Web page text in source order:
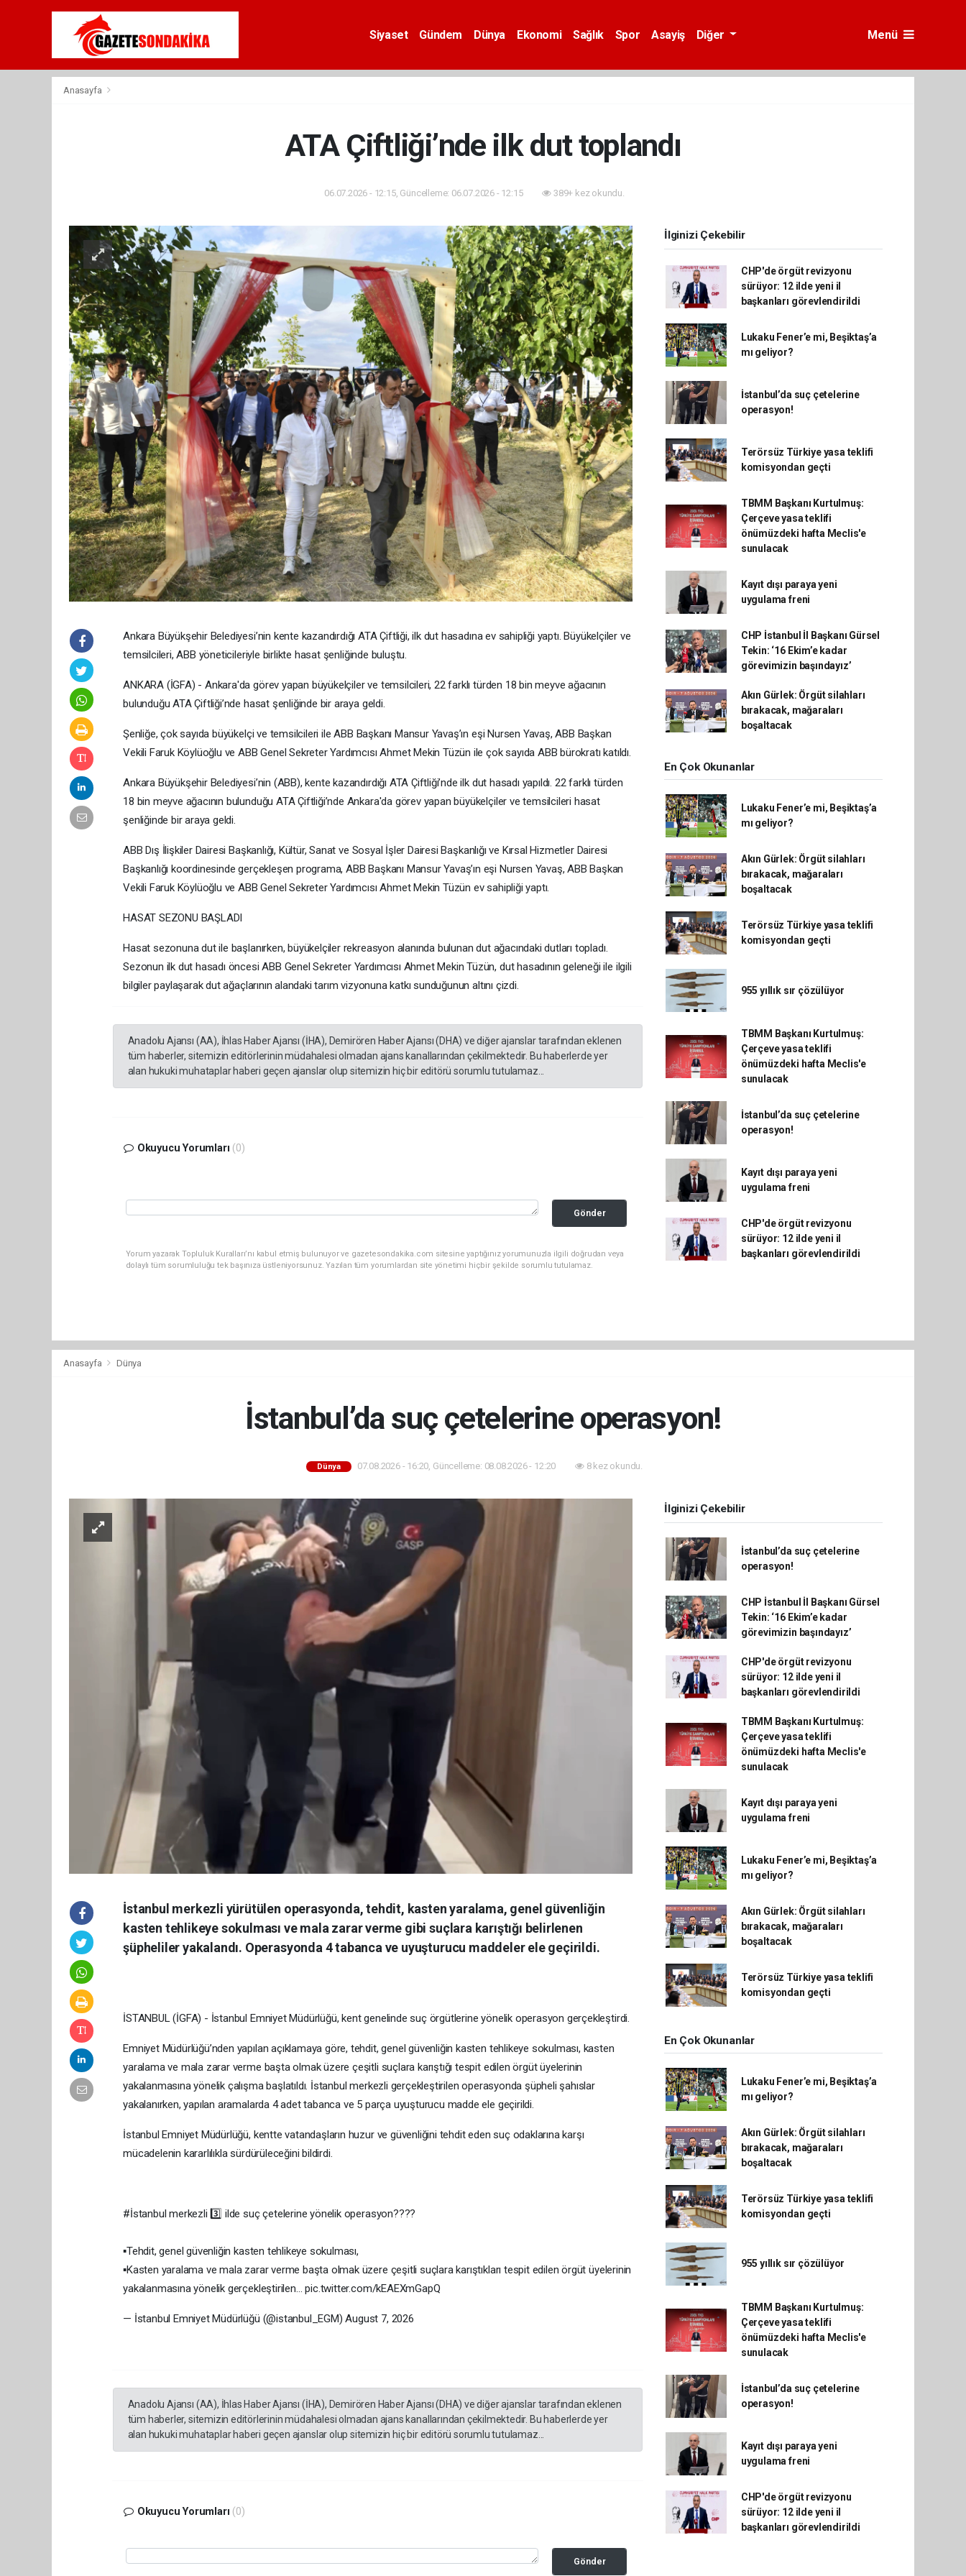
Siyaset Gündem Dünya Ekonomi Sağlık Spor Asayiş Diğer Menü
Anasayfa
ATA Çiftliği’nde ilk dut toplandı
06.07.2026 - 12:15, Güncelleme: 06.07.2026 - 12:15 389+ kez okundu.
Ankara Büyükşehir Belediyesi’nin kente kazandırdığı ATA Çiftliği, ilk dut hasadına ev sahipliği yaptı. Büyükelçiler ve
temsilcileri, ABB yöneticileriyle birlikte hasat şenliğinde buluştu.
ANKARA (İGFA) - Ankara'da görev yapan büyükelçiler ve temsilcileri, 22 farklı türden 18 bin meyve ağacının
bulunduğu ATA Çiftliği’nde hasat şenliğinde bir araya geldi.
⁠Şenliğe, çok sayıda büyükelçi ve temsilcileri ile ABB Başkanı Mansur Yavaş’ın eşi Nursen Yavaş, ABB Başkan
Vekili Faruk Köylüoğlu ve ABB Genel Sekreter Yardımcısı Ahmet Mekin Tüzün ile çok sayıda ABB bürokratı katıldı.
Ankara Büyükşehir Belediyesi’nin (ABB), kente kazandırdığı ATA Çiftliği’nde ilk dut hasadı yapıldı. 22 farklı türden
18 bin meyve ağacının bulunduğu ATA Çiftliği’nde Ankara'da görev yapan büyükelçiler ve temsilcileri hasat
şenliğinde bir araya geldi.
ABB Dış İlişkiler Dairesi Başkanlığı, Kültür, Sanat ve Sosyal İşler Dairesi Başkanlığı ve Kırsal Hizmetler Dairesi
Başkanlığı koordinesinde gerçekleşen programa, ABB Başkanı Mansur Yavaş’ın eşi Nursen Yavaş, ABB Başkan
Vekili Faruk Köylüoğlu ve ABB Genel Sekreter Yardımcısı Ahmet Mekin Tüzün ev sahipliği yaptı.
HASAT SEZONU BAŞLADI
Hasat sezonuna dut ile başlanırken, büyükelçiler rekreasyon alanında bulunan dut ağacındaki dutları topladı.
Sezonun ilk dut hasadı öncesi ABB Genel Sekreter Yardımcısı Ahmet Mekin Tüzün, dut hasadının geleneği ile ilgili
bilgiler paylaşarak dut ağaçlarının alandaki tarım vizyonuna katkı sunduğunun altını çizdi.
Anadolu Ajansı (AA), İhlas Haber Ajansı (İHA), Demirören Haber Ajansı (DHA) ve diğer ajanslar tarafından eklenen
tüm haberler, sitemizin editörlerinin müdahalesi olmadan ajans kanallarından çekilmektedir. Bu haberlerde yer
alan hukuki muhataplar haberi geçen ajanslar olup sitemizin hiç bir editörü sorumlu tutulamaz...
Okuyucu Yorumları (0)
Gönder
Yorum yazarak Topluluk Kuralları’nı kabul etmiş bulunuyor ve gazetesondakika.com sitesine yaptığınız yorumunuzla ilgili doğrudan veya
dolaylı tüm sorumluluğu tek başınıza üstleniyorsunuz. Yazılan tüm yorumlardan site yönetimi hiçbir şekilde sorumlu tutulamaz.
İlginizi Çekebilir
CHP'de örgüt revizyonu
sürüyor: 12 ilde yeni il
başkanları görevlendirildi
Lukaku Fener’e mi, Beşiktaş’a
mı geliyor?
İstanbul’da suç çetelerine
operasyon!
Terörsüz Türkiye yasa teklifi
komisyondan geçti
TBMM Başkanı Kurtulmuş:
Çerçeve yasa teklifi
önümüzdeki hafta Meclis'e
sunulacak
Kayıt dışı paraya yeni
uygulama freni
CHP İstanbul İl Başkanı Gürsel
Tekin: ‘16 Ekim’e kadar
görevimizin başındayız’
Akın Gürlek: Örgüt silahları
bırakacak, mağaraları
boşaltacak
En Çok Okunanlar
Lukaku Fener’e mi, Beşiktaş’a
mı geliyor?
Akın Gürlek: Örgüt silahları
bırakacak, mağaraları
boşaltacak
Terörsüz Türkiye yasa teklifi
komisyondan geçti
955 yıllık sır çözülüyor
TBMM Başkanı Kurtulmuş:
Çerçeve yasa teklifi
önümüzdeki hafta Meclis'e
sunulacak
İstanbul’da suç çetelerine
operasyon!
Kayıt dışı paraya yeni
uygulama freni
CHP'de örgüt revizyonu
sürüyor: 12 ilde yeni il
başkanları görevlendirildi
Anasayfa Dünya
İstanbul’da suç çetelerine operasyon!
Dünya 07.08.2026 - 16:20, Güncelleme: 08.08.2026 - 12:20 8 kez okundu.
İstanbul merkezli yürütülen operasyonda, tehdit, kasten yaralama, genel güvenliğin
kasten tehlikeye sokulması ve mala zarar verme gibi suçlara karıştığı belirlenen
şüpheliler yakalandı. Operasyonda 4 tabanca ve uyuşturucu maddeler ele geçirildi.
İSTANBUL (İGFA) - İstanbul Emniyet Müdürlüğü, kent genelinde suç örgütlerine yönelik operasyon gerçekleştirdi.
Emniyet Müdürlüğü’nden yapılan açıklamaya göre, tehdit, genel güvenliğin kasten tehlikeye sokulması, kasten
yaralama ve mala zarar verme başta olmak üzere çeşitli suçlara karıştığı tespit edilen örgüt üyelerinin
yakalanmasına yönelik çalışma başlatıldı. İstanbul merkezli gerçekleştirilen operasyonda şüpheli şahıslar
yakalanırken, yapılan aramalarda 4 adet tabanca ve 5 parça uyuşturucu madde ele geçirildi.
İstanbul Emniyet Müdürlüğü, kentte vatandaşların huzur ve güvenliğini tehdit eden suç odaklarına karşı
mücadelenin kararlılıkla sürdürüleceğini bildirdi.
#İstanbul merkezli 3️⃣ ilde suç çetelerine yönelik operasyon????
▪️Tehdit, genel güvenliğin kasten tehlikeye sokulması,
▪️Kasten yaralama ve mala zarar verme başta olmak üzere çeşitli suçlara karıştıkları tespit edilen örgüt üyelerinin
yakalanmasına yönelik gerçekleştirilen… pic.twitter.com/kEAEXmGapQ
— İstanbul Emniyet Müdürlüğü (@istanbul_EGM) August 7, 2026
Anadolu Ajansı (AA), İhlas Haber Ajansı (İHA), Demirören Haber Ajansı (DHA) ve diğer ajanslar tarafından eklenen
tüm haberler, sitemizin editörlerinin müdahalesi olmadan ajans kanallarından çekilmektedir. Bu haberlerde yer
alan hukuki muhataplar haberi geçen ajanslar olup sitemizin hiç bir editörü sorumlu tutulamaz...
Okuyucu Yorumları (0)
Gönder
İlginizi Çekebilir
İstanbul’da suç çetelerine
operasyon!
CHP İstanbul İl Başkanı Gürsel
Tekin: ‘16 Ekim’e kadar
görevimizin başındayız’
CHP'de örgüt revizyonu
sürüyor: 12 ilde yeni il
başkanları görevlendirildi
TBMM Başkanı Kurtulmuş:
Çerçeve yasa teklifi
önümüzdeki hafta Meclis'e
sunulacak
Kayıt dışı paraya yeni
uygulama freni
Lukaku Fener’e mi, Beşiktaş’a
mı geliyor?
Akın Gürlek: Örgüt silahları
bırakacak, mağaraları
boşaltacak
Terörsüz Türkiye yasa teklifi
komisyondan geçti
En Çok Okunanlar
Lukaku Fener’e mi, Beşiktaş’a
mı geliyor?
Akın Gürlek: Örgüt silahları
bırakacak, mağaraları
boşaltacak
Terörsüz Türkiye yasa teklifi
komisyondan geçti
955 yıllık sır çözülüyor
TBMM Başkanı Kurtulmuş:
Çerçeve yasa teklifi
önümüzdeki hafta Meclis'e
sunulacak
İstanbul’da suç çetelerine
operasyon!
Kayıt dışı paraya yeni
uygulama freni
CHP'de örgüt revizyonu
sürüyor: 12 ilde yeni il
başkanları görevlendirildi